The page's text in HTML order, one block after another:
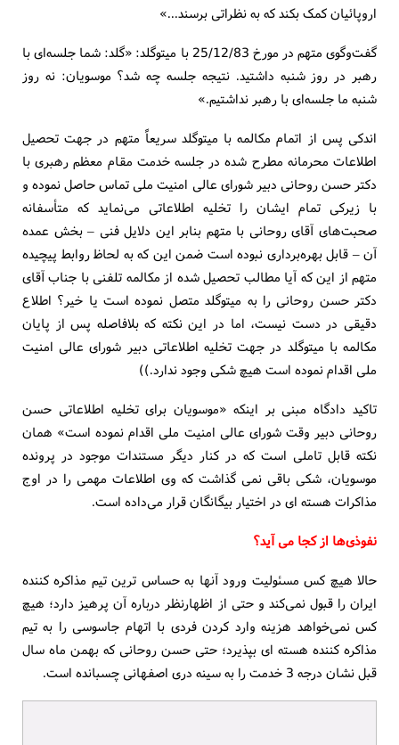
اروپائیان کمک بکند که به نظراتی برسند...»
گفت‌وگوی متهم در مورخ 25/12/83 با میتوگلد: «گلد: شما جلسه‌ای با
رهبر در روز شنبه داشتید. نتیجه جلسه چه شد؟ موسویان: نه روز
شنبه ما جلسه‌ای با رهبر نداشتیم.»
اندکی پس از اتمام مکالمه با میتوگلد سریعاً متهم در جهت تحصیل
اطلاعات محرمانه مطرح شده در جلسه خدمت مقام معظم رهبری با
دکتر حسن روحانی دبیر شورای عالی امنیت ملی تماس حاصل نموده و
با زیرکی تمام ایشان را تخلیه اطلاعاتی می‌نماید که متأسفانه
صحبت‌های آقای روحانی با متهم بنابر این دلایل فنی – بخش عمده
آن – قابل بهره‌برداری نبوده است ضمن این که به لحاظ روابط پیچیده
متهم از این که آیا مطالب تحصیل شده از مکالمه تلفنی با جناب آقای
دکتر حسن روحانی را به میتوگلد متصل نموده است یا خیر؟ اطلاع
دقیقی در دست نیست، اما در این نکته که بلافاصله پس از پایان
مکالمه با میتوگلد در جهت تخلیه اطلاعاتی دبیر شورای عالی امنیت
ملی اقدام نموده است هیچ شکی وجود ندارد.))
تاکید دادگاه مبنی بر اینکه «موسویان برای تخلیه اطلاعاتی حسن
روحانی دبیر وقت شورای عالی امنیت ملی اقدام نموده است» همان
نکته قابل تاملی است که در کنار دیگر مستندات موجود در پرونده
موسویان، شکی باقی نمی گذاشت که وی اطلاعات مهمی را در اوج
مذاکرات هسته ای در اختیار بیگانگان قرار می‌داده است.
نفوذی‌ها از کجا می آید؟
حالا هیچ کس مسئولیت ورود آنها به حساس ترین تیم مذاکره کننده
ایران را قبول نمی‌کند و حتی از اظهارنظر درباره آن پرهیز دارد؛ هیچ
کس نمی‌خواهد هزینه وارد کردن فردی با اتهام جاسوسی را به تیم
مذاکره کننده هسته ای بپذیرد؛ حتی حسن روحانی که بهمن ماه سال
قبل نشان درجه 3 خدمت را به سینه دری اصفهانی چسبانده است.